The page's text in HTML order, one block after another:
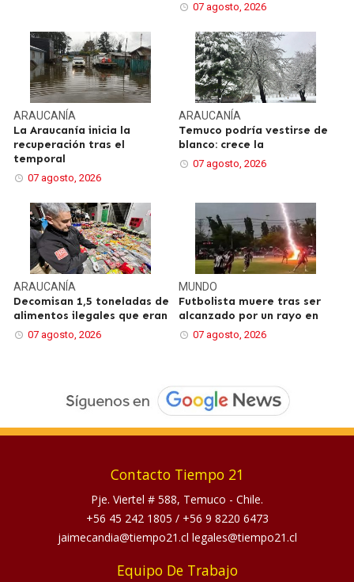
07 agosto, 2026
ARAUCANÍA
La Araucanía inicia la
recuperación tras el
temporal
07 agosto, 2026
ARAUCANÍA
Temuco podría vestirse de
blanco: crece la
07 agosto, 2026
ARAUCANÍA
Decomisan 1,5 toneladas de
alimentos ilegales que eran
07 agosto, 2026
MUNDO
Futbolista muere tras ser
alcanzado por un rayo en
07 agosto, 2026
Contacto Tiempo 21
Pje. Viertel # 588, Temuco - Chile.
+56 45 242 1805 / +56 9 8220 6473
jaimecandia@tiempo21.cl legales@tiempo21.cl
Equipo De Trabajo